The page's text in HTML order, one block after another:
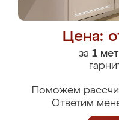
Цена:
за 1
Поможем
Ответим